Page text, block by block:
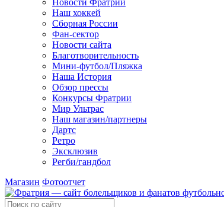
Новости Фратрии
Наш хоккей
Сборная России
Фан-cектор
Новости сайта
Благотворительность
Мини-футбол/Пляжка
Наша История
Обзор прессы
Конкурсы Фратрии
Мир Ультрас
Наш магазин/партнеры
Дартс
Ретро
Эксклюзив
Регби/гандбол
Магазин Фотоотчет